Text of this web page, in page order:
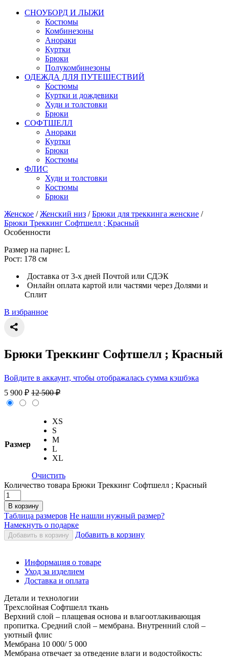
СНОУБОРД И ЛЫЖИ
Костюмы
Комбинезоны
Анораки
Куртки
Брюки
Полукомбинезоны
ОДЕЖДА ДЛЯ ПУТЕШЕСТВИЙ
Костюмы
Куртки и дождевики
Худи и толстовки
Брюки
СОФТШЕЛЛ
Анораки
Куртки
Брюки
Костюмы
ФЛИС
Худи и толстовки
Костюмы
Брюки
Женское / Женский низ / Брюки для треккинга женские /
Брюки Треккинг Софтшелл ; Красный
Особенности
Размер на парне: L
Рост: 178 см
Доставка от 3-х дней Почтой или СДЭК
Онлайн оплата картой или частями через Долями и
Сплит
В избранное
Брюки Треккинг Софтшелл ; Красный
Войдите в аккаунт, чтобы отображалась сумма кэшбэка
5 900 ₽ 12 500₽
Размер
XS
S
M
L
XL
Очистить
Количество товара Брюки Треккинг Софтшелл ; Красный
В корзину
Таблица размеров Не нашли нужный размер?
Намекнуть о подарке
Добавить в корзину Добавить в корзину
Информация о товаре
Уход за изделием
Доставка и оплата
Детали и технологии
Трехслойная Софтшелл ткань
Верхний слой – плащевая основа и влагоотлакивающая
пропитка. Средний слой – мембрана. Внутренний слой –
уютный флис
Мембрана 10 000/ 5 000
Мембрана отвечает за отведение влаги и водостойкость: